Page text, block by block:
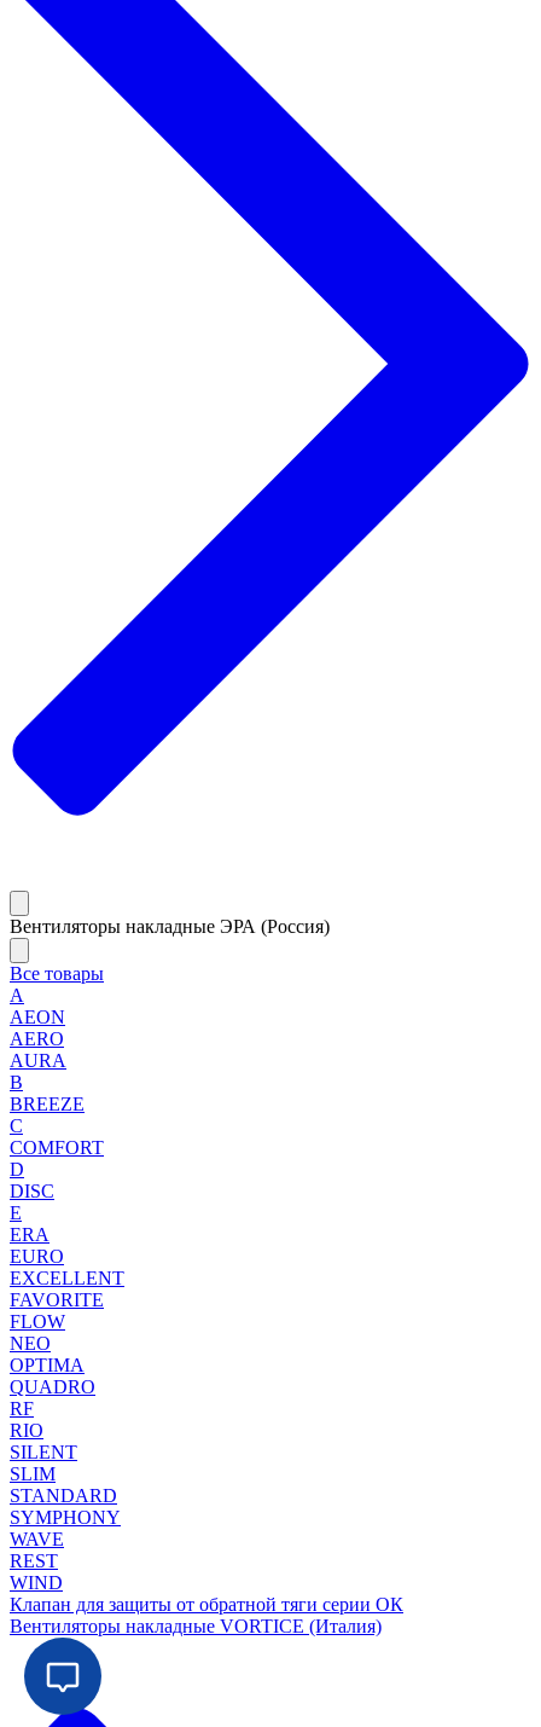
Вентиляторы накладные ЭРА (Россия)
Все товары
A
AEON
AERO
AURA
B
BREEZE
C
COMFORT
D
DISC
E
ERA
EURO
EXCELLENT
FAVORITE
FLOW
NEO
OPTIMA
QUADRO
RF
RIO
SILENT
SLIM
STANDARD
SYMPHONY
WAVE
REST
WIND
Клапан для защиты от обратной тяги серии ОК
Вентиляторы накладные VORTICE (Италия)